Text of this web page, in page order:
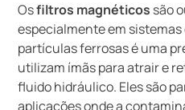
Osfiltros magnéticos são
especialmente em sistemas
partículas ferrosas é uma
utilizam ímãs para atrair e
fluido hidráulico. Eles são
aplicações onde a